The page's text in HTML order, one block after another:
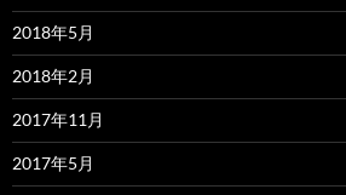
2018年5月
2018年2月
2017年11月
2017年5月